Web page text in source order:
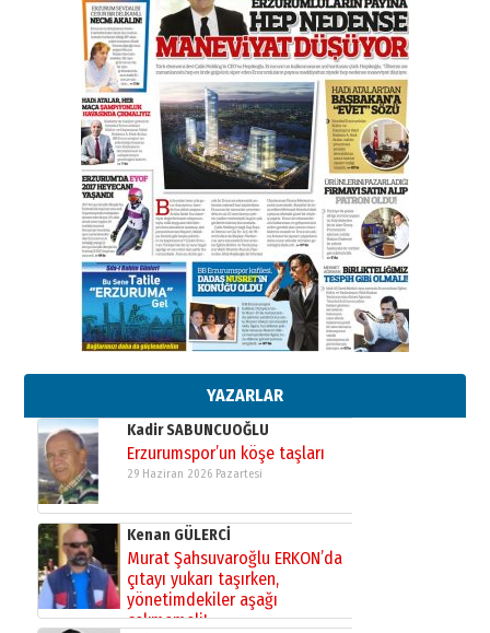
YAZARLAR
A. Berhan Yılmaz
BİR BÖLÜM DEĞİL, BİR ÖMÜR
SEÇİYORSUNUZ… “NEDEN
ATATÜRK ÜNİVERSİTESİ?”
28 Temmuz 2026 Salı
Ahmet Gökhan YAZICI
Ahmed Yesevi’den bir Alperen…
”Reisimiz” idi… Hakka yürüdü.!
26 Mart 2026 Perşembe
Cem Bakırcı
Ardında bıraktığı hatıralarıyla
gönül adamı Faruk Terzioğlu!
13 Mayıs 2026 Çarşamba
Esat BİNDESEN
Başkan Sekmen’den Erzurum’a
bir vizyon proje daha!
02 Ağustos 2026 Pazar
Kadir SABUNCUOĞLU
Erzurumspor’un köşe taşları
29 Haziran 2026 Pazartesi
Kenan GÜLERCİ
Murat Şahsuvaroğlu ERKON’da
çıtayı yukarı taşırken,
yönetimdekiler aşağı
çekmemeli!